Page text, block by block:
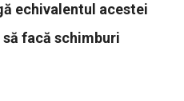
echivalentul acestei
facă schimburi